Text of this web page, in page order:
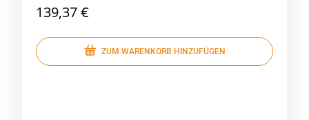
139,37 €
ZUM WARENKORB HINZUFÜGEN